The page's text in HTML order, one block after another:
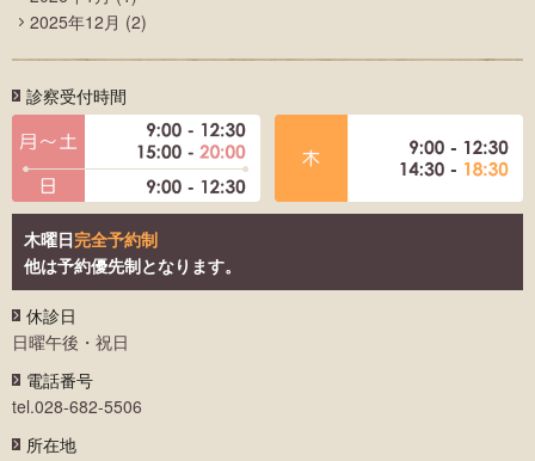
2025年12月 (2)
診察受付時間
木曜日完全予約制
他は予約優先制となります。
休診日
日曜午後・祝日
電話番号
tel.028-682-5506
所在地